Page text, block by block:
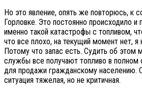
Но это явление, опять же повторюсь, к
Горловке. Это постоянно происходило и
именно такой катастрофы с топливом,
что все плохо, на текущий момент нет,
Потому что запас есть. Судить об этом
службы все получают топливо в полном
для продажи гражданскому населению.
ситуация тяжелая, но не критичная.